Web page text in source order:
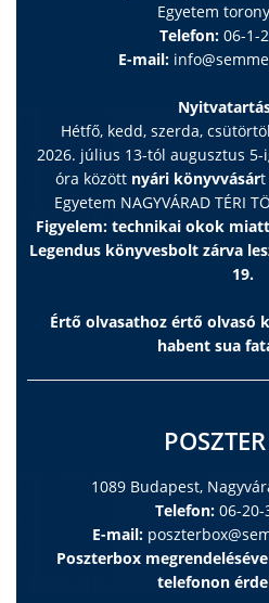
Egyetem
Telefon: 06-1-
E-mail:
Hétfő, kedd, szerda,
2026. július 13-tól augusztus
óra között nyári könyvvásárt
Egyetem NAGYVÁRAD TÉRI
Figyelem: technikai okok
Legendus könyvesbolt zárva
19.
Értő olvasathoz értő olvasó
habent sua
1089 Budapest,
Telefon: 06-20-
E-mail:
Poszterbox
telefonon